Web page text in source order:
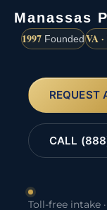
Manassas
1997 FoundedVA
REQUEST
CALL
Toll-free intake